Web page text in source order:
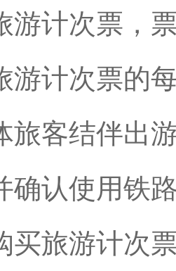
游计次票，
游计次票的
旅客结伴出
确认使用铁
买旅游计次